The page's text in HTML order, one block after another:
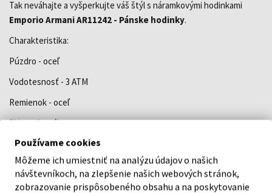
Tak neváhajte a vyšperkujte váš štýl s náramkovými hodinkami
Emporio Armani AR11242 - Pánske hodinky.
Charakteristika:
Púzdro - oceľ
Vodotesnosť - 3 ATM
Remienok - oceľ
Sklo - minerálne
Rozmery - 43 x 12 mm
Typ strojčeka - Quartz/batéria
Tvar púzdra - okrúhly
Používame cookies
Môžeme ich umiestniť na analýzu údajov o našich
návštevníkoch, na zlepšenie našich webových stránok,
zobrazovanie prispôsobeného obsahu a na poskytovanie